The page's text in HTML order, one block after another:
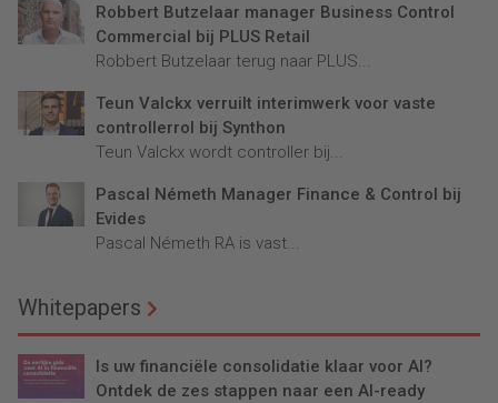
Robbert Butzelaar manager Business Control
Commercial bij PLUS Retail
Robbert Butzelaar terug naar PLUS...
Teun Valckx verruilt interimwerk voor vaste
controllerrol bij Synthon
Teun Valckx wordt controller bij...
Pascal Németh Manager Finance & Control bij
Evides
Pascal Németh RA is vast...
Whitepapers
Is uw financiële consolidatie klaar voor AI?
Ontdek de zes stappen naar een AI-ready